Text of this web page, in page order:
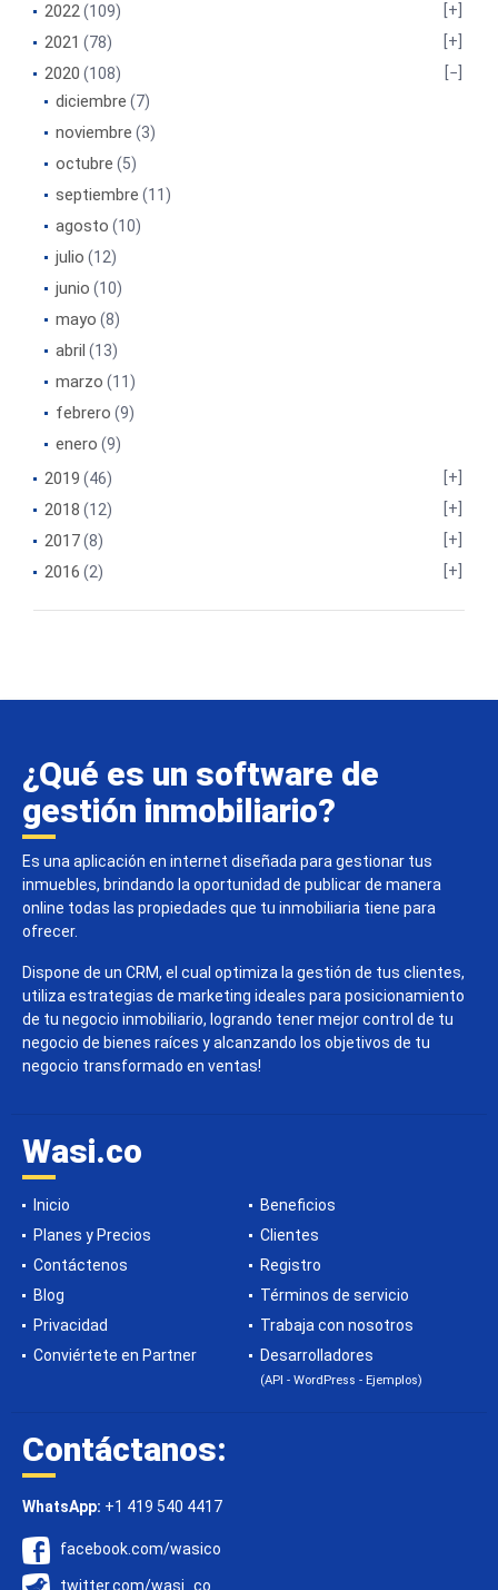
2022(109)
2021 (78)
2020 (108)
diciembre (7)
noviembre (3)
octubre (5)
septiembre (11)
agosto (10)
julio (12)
junio (10)
mayo (8)
abril (13)
marzo (11)
febrero (9)
enero (9)
2019 (46)
2018 (12)
2017(8)
2016 (2)
¿Qué es un software de
gestión inmobiliario?
Es una aplicación en internet diseñada para gestionar tus
inmuebles, brindando la oportunidad de publicar de manera
online todas las propiedades que tu inmobiliaria tiene para
ofrecer.
Dispone de un CRM, el cual optimiza la gestión de tus clientes,
utiliza estrategias de marketing ideales para posicionamiento
de tu negocio inmobiliario, logrando tener mejor control de tu
negocio de bienes raíces y alcanzando los objetivos de tu
negocio transformado en ventas!
Wasi.co
Inicio
Beneficios
Planes y Precios
Clientes
Contáctenos
Registro
Blog
Términos de servicio
Privacidad
Trabaja con nosotros
Conviértete en Partner
Desarrolladores
(API - WordPress - Ejemplos)
Contáctanos:
WhatsApp: +1 419 540 4417
facebook.com/wasico
twitter.com/wasi_co